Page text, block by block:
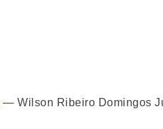
— Wilson Ribeiro Domingos